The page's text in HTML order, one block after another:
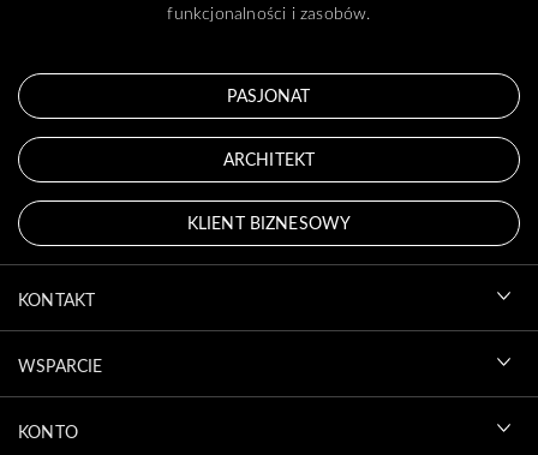
funkcjonalności i zasobów.
PASJONAT
ARCHITEKT
KLIENT BIZNESOWY
KONTAKT
WSPARCIE
KONTO